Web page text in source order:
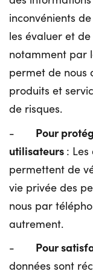
inconvénients
les évaluer et
notamment par
permet de nous
produits et
de risques.
- Pour
utilisateurs :
permettent de
vie privée des
nous par
autrement.
- Pour
données sont